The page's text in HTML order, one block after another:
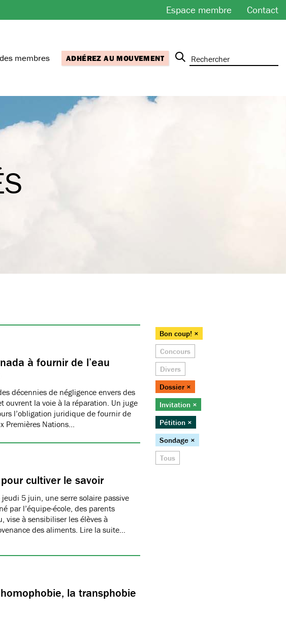
Espace membre Contact
membres ADHÉREZ AU MOUVEMENT
à fournir de l’eau
décennies de négligence envers des
ouvrent la voie à la réparation. Un juge
l’obligation juridique de fournir de
Premières Nations…
cultiver le savoir
5 juin, une serre solaire passive
par l’équipe-école, des parents
vise à sensibiliser les élèves à
des aliments. Lire la suite…
la transphobie
Bon coup! ×
Concours
Divers
Dossier ×
Invitation ×
Pétition ×
Sondage ×
Tous